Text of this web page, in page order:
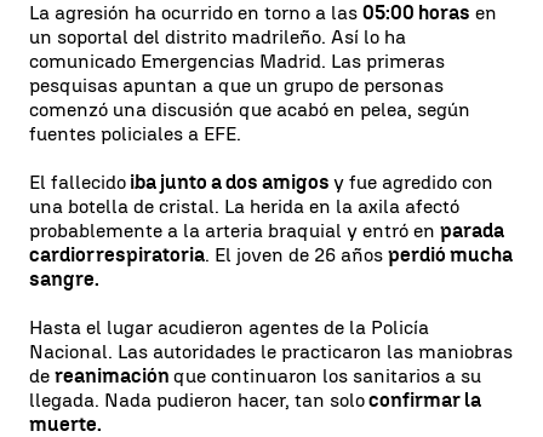
La agresión ha ocurrido en torno a las 05:00 horas en
un soportal del distrito madrileño. Así lo ha
comunicado Emergencias Madrid. Las primeras
pesquisas apuntan a que un grupo de personas
comenzó una discusión que acabó en pelea, según
fuentes policiales a EFE.
El fallecido iba junto a dos amigos y fue agredido con
una botella de cristal. La herida en la axila afectó
probablemente a la arteria braquial y entró en parada
cardiorrespiratoria. El joven de 26 años perdió mucha
sangre.
Hasta el lugar acudieron agentes de la Policía
Nacional. Las autoridades le practicaron las maniobras
de reanimación que continuaron los sanitarios a su
llegada. Nada pudieron hacer, tan soloconfirmar la
muerte.